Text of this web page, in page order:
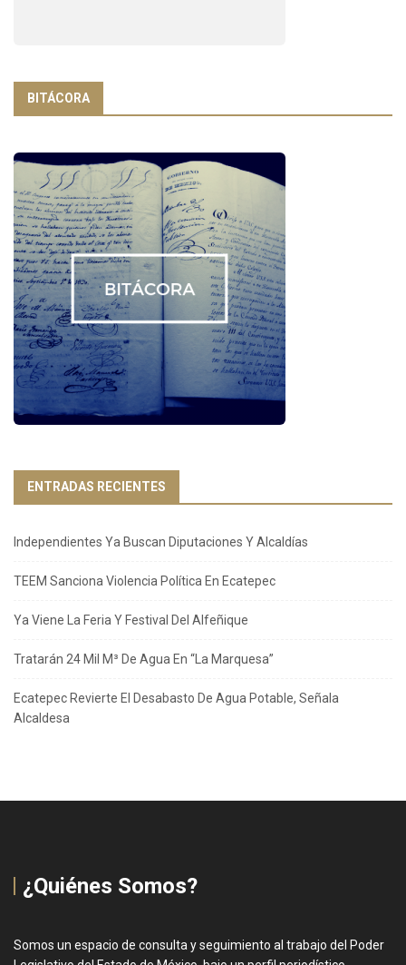
BITÁCORA
ENTRADAS RECIENTES
Independientes Ya Buscan Diputaciones Y Alcaldías
TEEM Sanciona Violencia Política En Ecatepec
Ya Viene La Feria Y Festival Del Alfeñique
Tratarán 24 Mil M³ De Agua En “La Marquesa”
Ecatepec Revierte El Desabasto De Agua Potable, Señala
Alcaldesa
¿Quiénes Somos?
Somos un espacio de consulta y seguimiento al trabajo del Poder